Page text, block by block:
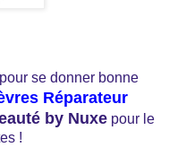
pour se donner bonne
Réparateur
by Nuxe pour le
!